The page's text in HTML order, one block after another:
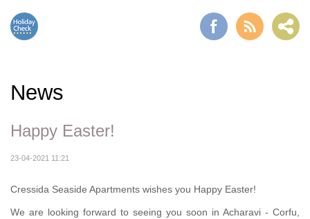
News
Happy Easter!
23-04-2021 11:21
Cressida Seaside Apartments wishes you Happy Easter!
We are looking forward to seeing you soon in Acharavi - Corfu,